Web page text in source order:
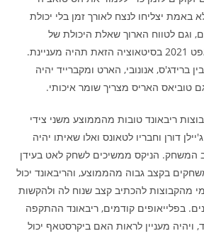
באמת יצליחו לנצח לאורך זמן בלי יכולת
וגם לטווח הארוך שאלת היכולת של
הבחירה הראשונה בדראפט 2021 בסיטאוציה הזאת תהיה מעניינת.
ברידג'ס, אנונובי, הארט ומקברייד יהיה
טוביאס האריס מצריך שומר איכותי.
ב-2 קבוצות ריבאונד טובות מהממוצע משני צידי
דורן וחבריו לטאונס ואלו שאיתו יהיה
המשחק. הניקס ממשיכים לשחק לאט בעידן
בקצב גבוה מהממוצע, והריבאונד יכול
מהקבוצות להכתיב קצב שנוח לה ולהקשות
בפלייאופים קודמים, ריבאונד ההתקפה
ויהיה מעניין לראות האם ביקרסטאף יכול